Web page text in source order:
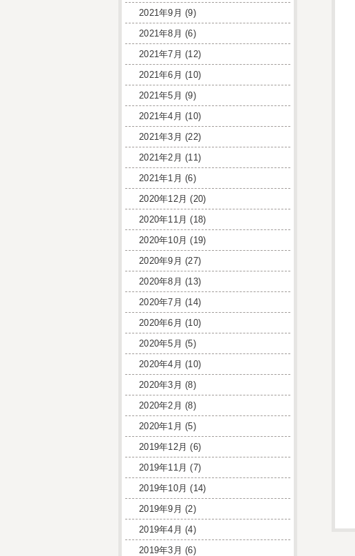
2021年9月 (9)
2021年8月 (6)
2021年7月 (12)
2021年6月 (10)
2021年5月 (9)
2021年4月 (10)
2021年3月 (22)
2021年2月 (11)
2021年1月 (6)
2020年12月 (20)
2020年11月 (18)
2020年10月 (19)
2020年9月 (27)
2020年8月 (13)
2020年7月 (14)
2020年6月 (10)
2020年5月 (5)
2020年4月 (10)
2020年3月 (8)
2020年2月 (8)
2020年1月 (5)
2019年12月 (6)
2019年11月 (7)
2019年10月 (14)
2019年9月 (2)
2019年4月 (4)
2019年3月 (6)